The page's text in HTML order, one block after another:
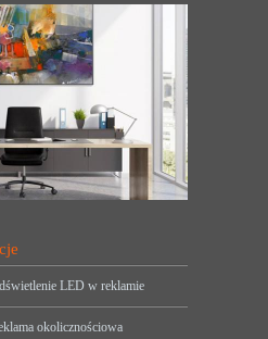
LED w reklamie
okolicznościowa